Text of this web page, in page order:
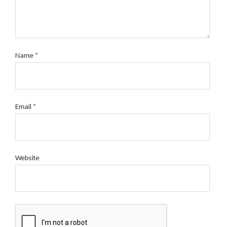
Name *
Email *
Website